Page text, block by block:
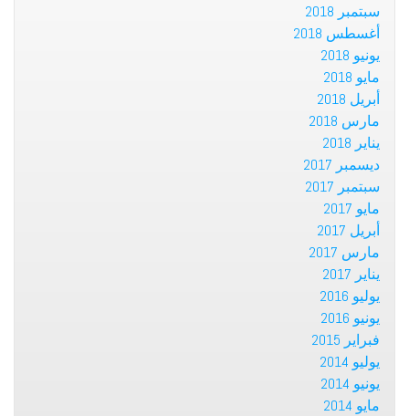
سبتمبر 2018
أغسطس 2018
يونيو 2018
مايو 2018
أبريل 2018
مارس 2018
يناير 2018
ديسمبر 2017
سبتمبر 2017
مايو 2017
أبريل 2017
مارس 2017
يناير 2017
يوليو 2016
يونيو 2016
فبراير 2015
يوليو 2014
يونيو 2014
مايو 2014